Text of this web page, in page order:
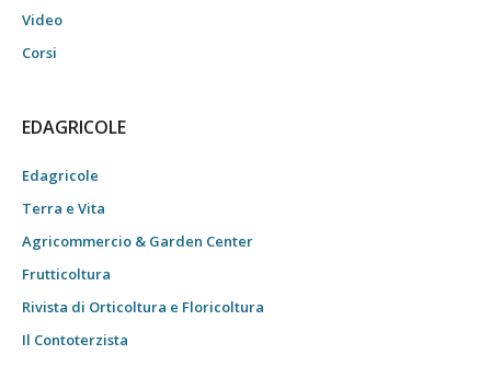
Video
Corsi
EDAGRICOLE
Edagricole
Terra e Vita
Agricommercio & Garden Center
Frutticoltura
Rivista di Orticoltura e Floricoltura
Il Contoterzista